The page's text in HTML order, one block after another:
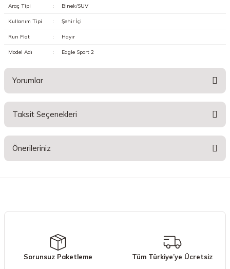
Araç Tipi : Binek/SUV
Kullanım Tipi : Şehir İçi
Run Flat : Hayır
Model Adı : Eagle Sport 2
Yorumlar
Taksit Seçenekleri
Önerileriniz
Ürün açıklamasında eksik bilgiler bulunuyor.
Ürün bilgilerinde hatalar bulunuyor.
Sorunsuz Paketleme Tüm Türkiye’ye Ücretsiz